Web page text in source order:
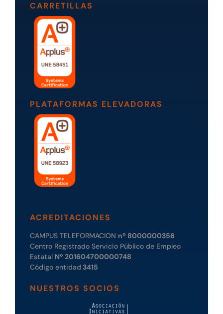
CARRETILLAS
PLATAFORMAS ELEVADORAS
ACREDITACIONES
CAMPUS TELEFORMACION nº 8000000356
Centro Registrado Servicio Público de Empleo
Estatal Nº 201604700000748
Código entidad 3415
NUESTROS SOCIOS